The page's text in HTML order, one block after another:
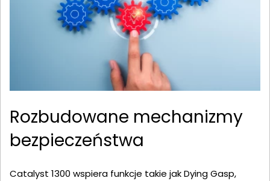
Rozbudowane mechanizmy
bezpieczeństwa
Catalyst 1300 wspiera funkcje takie jak Dying Gasp,